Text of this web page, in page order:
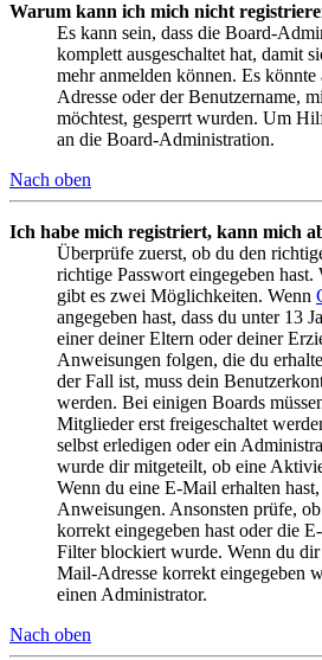
Warum kann ich mich nicht
Es kann sein, dass die Board-
komplett ausgeschaltet hat, damit
mehr anmelden können. Es könnte
Adresse oder der Benutzername,
möchtest, gesperrt wurden. Um
an die Board-Administration.
Nach oben
Ich habe mich registriert, kann mich
Überprüfe zuerst, ob du den
richtige Passwort eingegeben hast.
gibt es zwei Möglichkeiten. Wenn
angegeben hast, dass du unter 13
einer deiner Eltern oder deiner
Anweisungen folgen, die du
der Fall ist, muss dein
werden. Bei einigen Boards
Mitglieder erst freigeschaltet
selbst erledigen oder ein
wurde dir mitgeteilt, ob eine
Wenn du eine E-Mail erhalten
Anweisungen. Ansonsten prüfe,
korrekt eingegeben hast oder die
Filter blockiert wurde. Wenn du dir
Mail-Adresse korrekt eingegeben
einen Administrator.
Nach oben